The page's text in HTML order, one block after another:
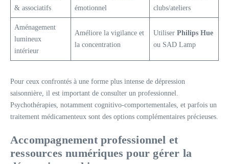
& associatifs
émotionnel
clubs/ateliers
Aménagement
lumineux
intérieur
Améliore la vigilance et
la concentration
Utiliser Philips Hue
ou SAD Lamp
Pour ceux confrontés à une forme plus intense de dépression
saisonnière, il est important de consulter un professionnel.
Psychothérapies, notamment cognitivo-comportementales, et parfois un
traitement médicamenteux sont des options complémentaires précieuses.
Accompagnement professionnel et
ressources numériques pour gérer la